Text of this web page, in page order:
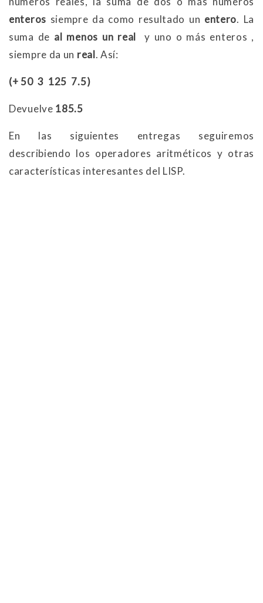
enteros siempre da como resultado un entero. La
suma de al menos un real
y uno o más enteros ,
siempre da un real. Así:
(+ 50 3 125 7.5)
Devuelve 185.5
En las siguientes entregas seguiremos
describiendo los operadores aritméticos y otras
características interesantes del LISP.